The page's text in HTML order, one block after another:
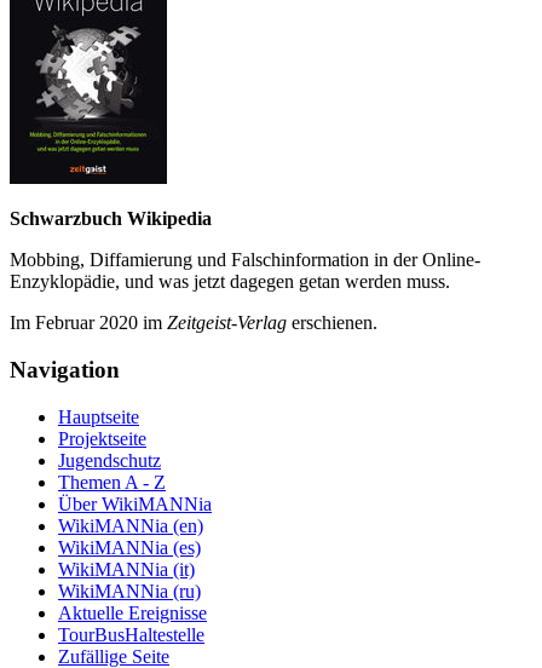
Schwarzbuch Wikipedia
Mobbing, Diffamierung und Falsch­information in der Online-
Enzyklo­pädie, und was jetzt da­gegen getan werden muss.
Im Februar 2020 im Zeit­geist-Verlag erschienen.
Navigation
Hauptseite
Projektseite
Jugendschutz
Themen A - Z
Über WikiMANNia
WikiMANNia (en)
WikiMANNia (es)
WikiMANNia (it)
WikiMANNia (ru)
Aktuelle Ereignisse
TourBusHaltestelle
Zufällige Seite